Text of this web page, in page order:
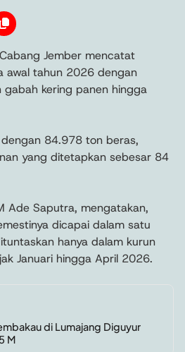
Jember mencatat
awal tahun 2026 dengan
kering panen hingga
84.978 ton beras,
yang ditetapkan sebesar 84
Ade Saputra, mengatakan,
dicapai dalam satu
hanya dalam kurun
Januari hingga April 2026.
di Lumajang Diguyur
M